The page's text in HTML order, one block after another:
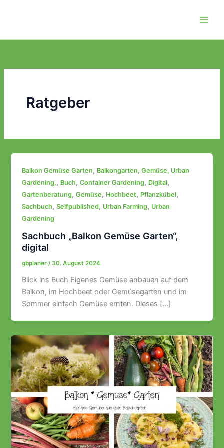
Ratgeber
Balkon Gemüse Garten, Balkongarten, Gemüse, Urban
Gardening,, Buch,Container Gardening, Digital,
Gartenberatung,Gemüse, Hochbeet, Pflanzkübel,
Sachbuch,Selfpublished, Urban Farming, Urban
Gardening
Sachbuch „Balkon Gemüse Garten“,
digital
gbplaner/ 30. August 2024
Blick ins Buch Eigenes Gemüse anbauen auf dem
Balkon, im Hochbeet oder Gemüsegarten und im
Sommer einfach Gemüse ernten. Dieses […]